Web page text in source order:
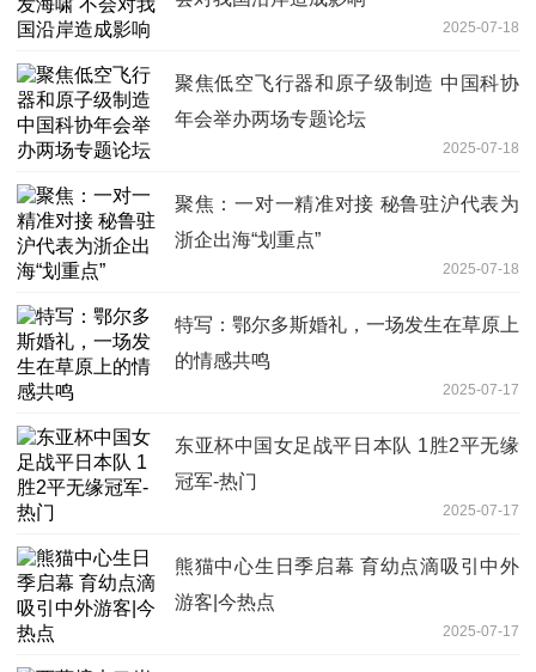
2025-07-18
聚焦低空飞行器和原子级制造 中国科协
年会举办两场专题论坛
2025-07-18
聚焦：一对一精准对接 秘鲁驻沪代表为
浙企出海“划重点”
2025-07-18
特写：鄂尔多斯婚礼，一场发生在草原上
的情感共鸣
2025-07-17
东亚杯中国女足战平日本队 1胜2平无缘
冠军-热门
2025-07-17
熊猫中心生日季启幕 育幼点滴吸引中外
游客|今热点
2025-07-17